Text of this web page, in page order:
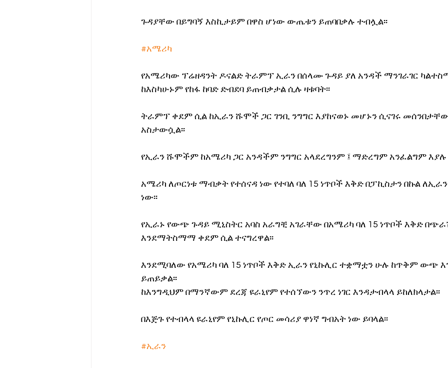
ጉዳያቸው በይግባኝ እስኪታይም በዋስ ሆነው ውጤቱን ይጠባበቃሉ ተብሏል፡፡
#አሜሪካ
የአሜሪካው ፕሬዘዳንት ዶናልድ ትራምፕ ኢራን በሰላሙ ጉዳይ ያለ አንዳች ማንገራገር
ከእስካሁኑም የከፋ ከባድ ድብደባ ይጠብቃታል ሲሉ ዛቱባት፡፡
ትራምፕ ቀደም ሲል ከኢራን ሹሞች ጋር ገንቢ ንግግር እያከናወኑ መሆኑን ሲናገሩ
አስታውሷል፡፡
የኢራን ሹሞችም ከአሜሪካ ጋር አንዳችም ንግግር አላደረግንም ፤ ማድረግም አንፈልግም እያሉ
አሜሪካ ለጦርነቱ ማብቃት የተሰናዳ ነው የተባለ ባለ 15 ነጥቦች እቅድ በፓኪስታን በኩል ለኢራን
ነው፡፡
የኢራኑ የውጭ ጉዳይ ሚኒስትር አባስ አራግቺ አገራቸው በአሜሪካ ባለ 15 ነጥቦች እቅድ
እንደማትስማማ ቀደም ሲል ተናግረዋል፡፡
እንደሚባለው የአሜሪካ ባለ 15 ነጥቦች እቅድ ኢራን የኒኩሊር ተቋማቷን ሁሉ ከጥቅም ውጭ
ይጠይቃል፡፡
ከእንግዲህም በማንኛውም ደረጃ ዩራኒየም የተሰኘውን ንጥረ ነገር እንዳታብላላ ይከለክላታል፡፡
በእጅጉ የተብላላ ዩራኒየም የኒኩሊር የጦር መሳሪያ ዋነኛ ግብአት ነው ይባላል፡፡
#ኢራን